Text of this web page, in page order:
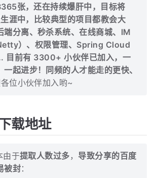
张，还在持续爆肝中，目标将
涯中，比较典型的项目都教会大
端分离、秒杀系统、在线商城、IM
）、权限管理、Spring Cloud
目前有 3300+ 小伙伴已加入，一
起进步！同频的人才能走的更快、
位小伙伴加入哟~
载地址
由于提取人数过多 ， 导致分享的百度
被封：